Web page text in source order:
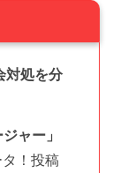
対処を分
ャー」
！投稿